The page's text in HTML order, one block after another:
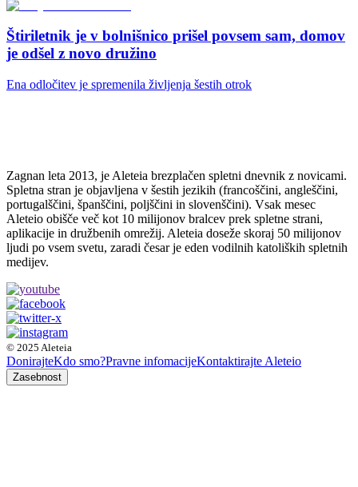
Štiriletnik je v bolnišnico prišel povsem sam, domov
je odšel z novo družino
Ena odločitev je spremenila življenja šestih otrok
Zagnan leta 2013, je Aleteia brezplačen spletni dnevnik z novicami.
Spletna stran je objavljena v šestih jezikih (francoščini, angleščini,
portugalščini, španščini, poljščini in slovenščini). Vsak mesec
Aleteio obišče več kot 10 milijonov bralcev prek spletne strani,
aplikacije in družbenih omrežij. Aleteia doseže skoraj 50 milijonov
ljudi po vsem svetu, zaradi česar je eden vodilnih katoliških spletnih
medijev.
© 2025 Aleteia
DonirajteKdo smo?Pravne infomacijeKontaktirajte Aleteio
Zasebnost